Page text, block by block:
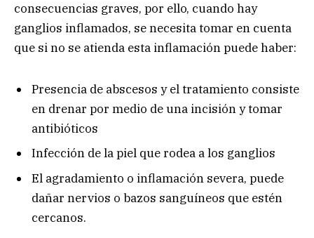
consecuencias graves, por ello, cuando hay
ganglios inflamados, se necesita tomar en cuenta
que si no se atienda esta inflamación puede haber:
Presencia de abscesos y el tratamiento consiste
en drenar por medio de una incisión y tomar
antibióticos
Infección de la piel que rodea a los ganglios
El agradamiento o inflamación severa, puede
dañar nervios o bazos sanguíneos que estén
cercanos.